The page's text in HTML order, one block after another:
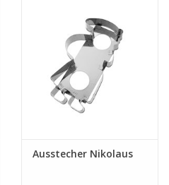
Ausstecher Nikolaus